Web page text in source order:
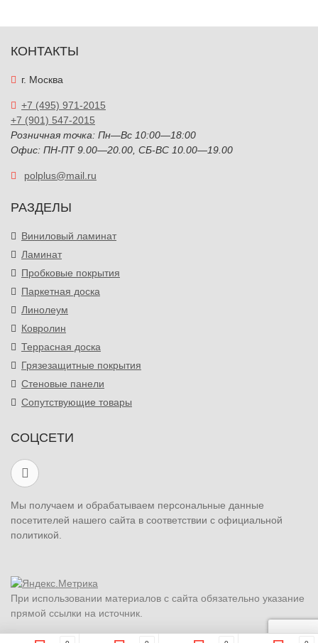
КОНТАКТЫ
г. Москва
+7 (495) 971-2015
+7 (901) 547-2015
Розничная точка: Пн—Вс 10:00—18:00
Офис: ПН-ПТ 9.00—20.00, СБ-ВС 10.00—19.00
polplus@mail.ru
РАЗДЕЛЫ
Виниловый ламинат
Ламинат
Пробковые покрытия
Паркетная доска
Линолеум
Ковролин
Террасная доска
Грязезащитные покрытия
Стеновые панели
Сопутствующие товары
СОЦСЕТИ
Мы получаем и обрабатываем персональные данные
посетителей нашего сайта в соответствии с официальной
политикой.
При использовании материалов с сайта обязательно указание
прямой ссылки на источник.